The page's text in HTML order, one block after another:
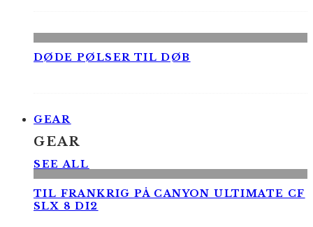
DØDE PØLSER TIL DØB
GEAR
GEAR
SEE ALL
TIL FRANKRIG PÅ CANYON ULTIMATE CF
SLX 8 DI2